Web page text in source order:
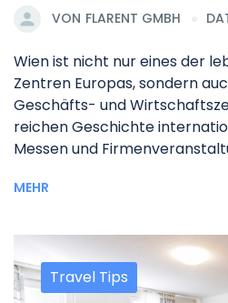
VON FLARENT GMBH
Wien ist nicht nur eines der
Zentren Europas, sondern
Geschäfts- und
reichen Geschichte
Messen und
MEHR
Travel Tips